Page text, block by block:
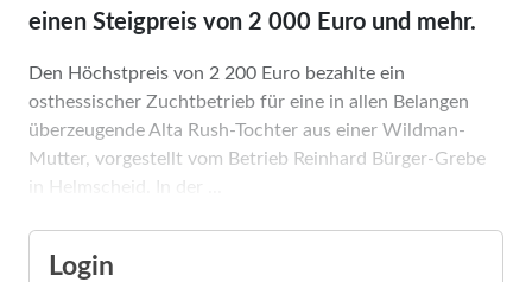
einen Steigpreis von 2 000 Euro und mehr.
Den Höchstpreis von 2 200 Euro be­zahlte ein
osthessischer Zuchtbetrieb für eine in allen Belangen
überzeugende Alta Rush-Tochter aus einer Wildman-
Mutter, vorgestellt vom Betrieb Reinhard Bürger-Grebe
Login